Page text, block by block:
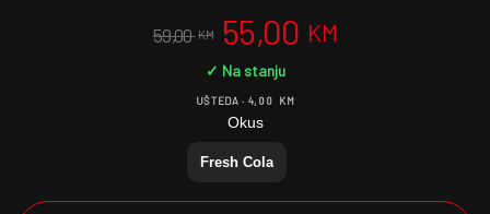
59,00 KM 55,00 KM
✓ Na stanju
UŠTEDA · 4,00 KM
Okus
Fresh Cola